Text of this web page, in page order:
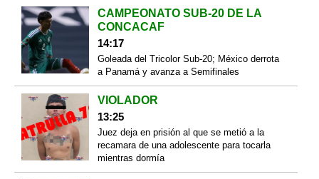
CAMPEONATO SUB-20 DE LA
CONCACAF
14:17
Goleada del Tricolor Sub-20; México derrota
a Panamá y avanza a Semifinales
VIOLADOR
13:25
Juez deja en prisión al que se metió a la
recamara de una adolescente para tocarla
mientras dormía